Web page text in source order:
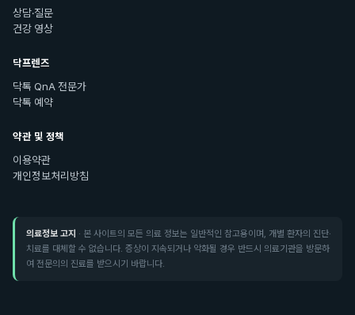
상담·질문
건강 영상
닥프렌즈
닥톡 QnA 전문가
닥톡 예약
약관 및 정책
이용약관
개인정보처리방침
의료정보 고지 · 본 사이트의 모든 의료 정보는 일반적인 참고용이며, 개별 환자의 진단·
치료를 대체할 수 없습니다. 증상이 지속되거나 악화될 경우 반드시 의료기관을 방문하
여 전문의의 진료를 받으시기 바랍니다.